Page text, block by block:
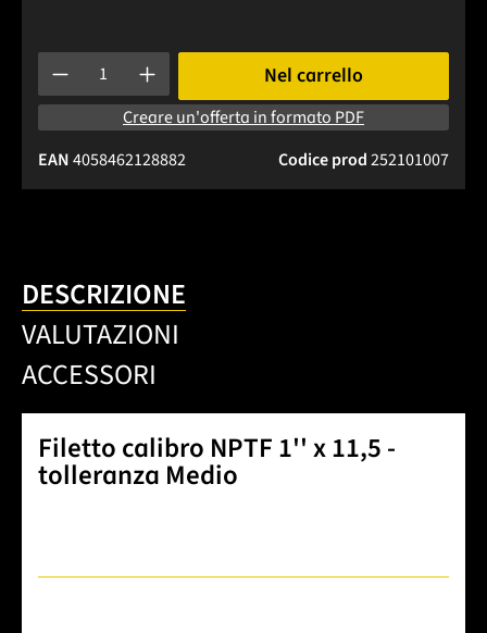
Quantità del prodotto: inserisci la quantità desiderata o
Nel carrello
Creare un'offerta in formato PDF
Codice prod252101007
EAN4058462128882
DESCRIZIONE
VALUTAZIONI
ACCESSORI
Filetto calibro NPTF 1'' x 11,5 -
tolleranza Medio